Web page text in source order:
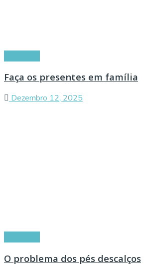
Faça os presentes em família
Dezembro 12, 2025
O problema dos pés descalços